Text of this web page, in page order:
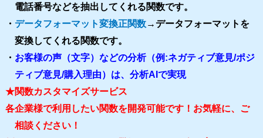
電話番号などを抽出してくれる関数です。
・ データフォーマット変換正関数→データフォーマットを
変換してくれる関数です。
・ お客様の声（文字）などの分析（例:ネガティブ意見/ポジ
ティブ意見/購入理由）は、分析AIで実現
★関数カスタマイズサービス
各企業様で利用したい関数を開発可能です！お気軽に、ご
相談ください！